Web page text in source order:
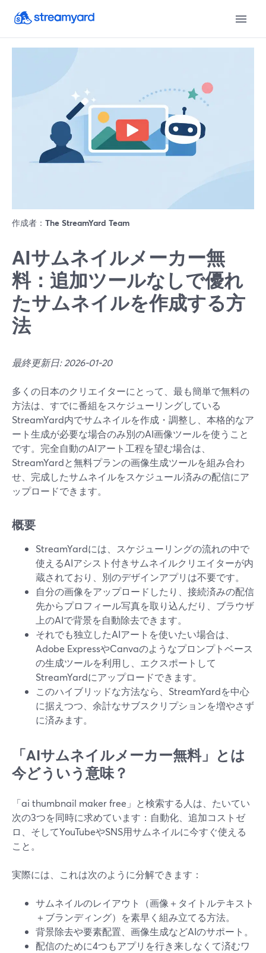
作成者： The StreamYard Team
AIサムネイルメーカー無
料：追加ツールなしで優れ
たサムネイルを作成する方
法
最終更新日: 2026-01-20
多くの日本のクリエイターにとって、最も簡単で無料の
方法は、すでに番組をスケジューリングしている
StreamYard内でサムネイルを作成・調整し、本格的なア
ート生成が必要な場合のみ別のAI画像ツールを使うこと
です。完全自動のAIアート工程を望む場合は、
StreamYardと無料プランの画像生成ツールを組み合わ
せ、完成したサムネイルをスケジュール済みの配信にア
ップロードできます。
概要
StreamYardには、スケジューリングの流れの中で
使えるAIアシスト付きサムネイルクリエイターが内
蔵されており、別のデザインアプリは不要です。
自分の画像をアップロードしたり、接続済みの配信
先からプロフィール写真を取り込んだり、ブラウザ
上のAIで背景を自動除去できます。
それでも独立したAIアートを使いたい場合は、
Adobe ExpressやCanvaのようなプロンプトベース
の生成ツールを利用し、エクスポートして
StreamYardにアップロードできます。
このハイブリッドな方法なら、StreamYardを中心
に据えつつ、余計なサブスクリプションを増やさず
に済みます。
「AIサムネイルメーカー無料」とは
今どういう意味？
「ai thumbnail maker free」と検索する人は、たいてい
次の3つを同時に求めています：自動化、追加コストゼ
ロ、そしてYouTubeやSNS用サムネイルに今すぐ使える
こと。
実際には、これは次のように分解できます：
サムネイルのレイアウト（画像＋タイトルテキスト
＋ブランディング）を素早く組み立てる方法。
背景除去や要素配置、画像生成などAIのサポート。
配信のために4つもアプリを行き来しなくて済むワ